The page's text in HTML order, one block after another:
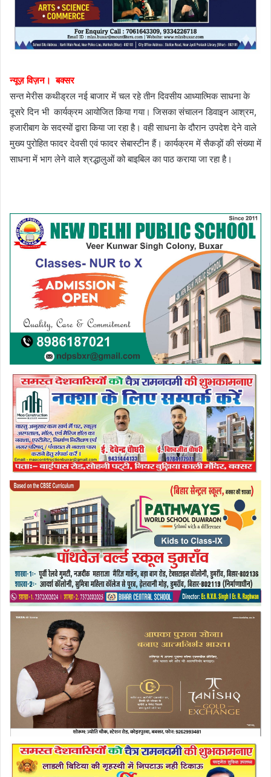
न्यूज़ विज़न। बक्सर
सन्त मेरीस कथीड्रल नई बाजार में चल रहे तीन दिवसीय आध्यात्मिक साधना के
दूसरे दिन भी कार्यक्रम आयोजित किया गया। जिसका संचालन डिवाइन आश्रम,
हजारीबाग के सदस्यों द्वारा किया जा रहा है। वही साधना के दौरान उपदेश देने वाले
मुख्य पुरोहित फादर देवसी एवं फादर सेबास्टीन हैं। कार्यक्रम में सैकड़ों की संख्या में
साधना में भाग लेने वाले श्रद्धालुओं को बाइबिल का पाठ कराया जा रहा है।